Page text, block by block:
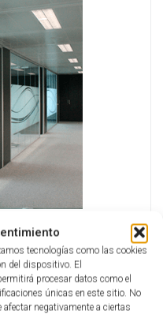
tecnologías como las cookies
del dispositivo. El
procesar datos como el
únicas en este sitio. No
negativamente a ciertas